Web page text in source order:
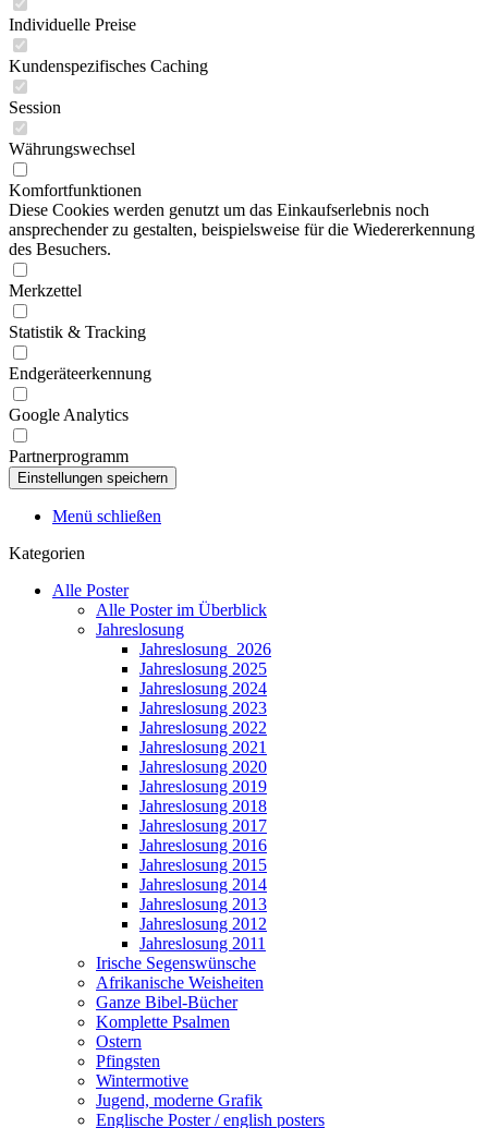
Individuelle Preise
Kundenspezifisches Caching
Session
Währungswechsel
Komfortfunktionen
Diese Cookies werden genutzt um das Einkaufserlebnis noch
ansprechender zu gestalten, beispielsweise für die Wiedererkennung
des Besuchers.
Merkzettel
Statistik & Tracking
Endgeräteerkennung
Google Analytics
Partnerprogramm
Menü schließen
Kategorien
Alle Poster
Alle Poster im Überblick
Jahreslosung
Jahreslosung_2026
Jahreslosung 2025
Jahreslosung 2024
Jahreslosung 2023
Jahreslosung 2022
Jahreslosung 2021
Jahreslosung 2020
Jahreslosung 2019
Jahreslosung 2018
Jahreslosung 2017
Jahreslosung 2016
Jahreslosung 2015
Jahreslosung 2014
Jahreslosung 2013
Jahreslosung 2012
Jahreslosung 2011
Irische Segenswünsche
Afrikanische Weisheiten
Ganze Bibel-Bücher
Komplette Psalmen
Ostern
Pfingsten
Wintermotive
Jugend, moderne Grafik
Englische Poster / english posters